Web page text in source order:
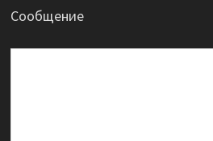
Сообщение